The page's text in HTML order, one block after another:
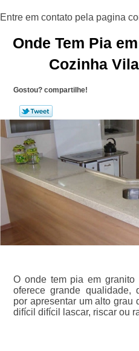
Onde Tem Pia
Cozinha
Gostou? compartilhe!
O onde tem pia em
oferece grande qualidade,
por apresentar um alto grau
difícil difícil lascar, riscar ou